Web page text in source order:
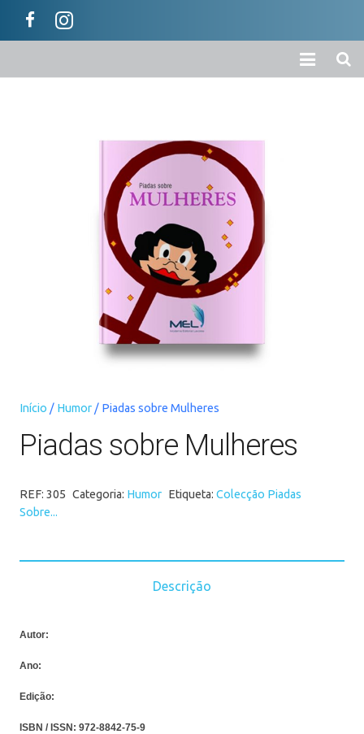
Ajuda / Informações
Início / Humor/ Piadas sobre Mulheres
Piadas sobre Mulheres
REF: 305 Categoria: Humor Etiqueta: Colecção Piadas
Sobre...
Descrição
Autor:
Ano:
Edição:
ISBN / ISSN: 972-8842-75-9